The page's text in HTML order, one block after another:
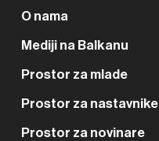
O nama
Mediji na Balkanu
Prostor za mlade
Prostor za nastavnike
Prostor za novinare